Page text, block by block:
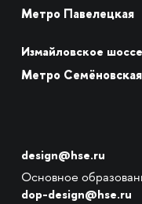
Метро Павелецкая
Измайловское
Метро Семёновская
design@hse.ru
Основное
dop-design@hse.ru